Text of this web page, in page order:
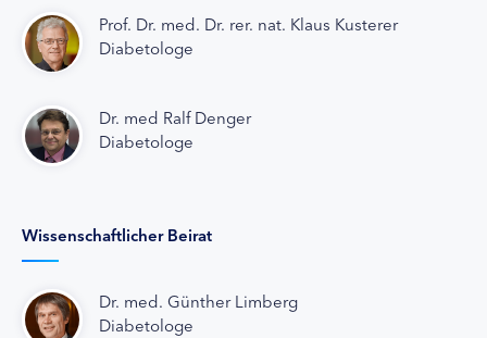
Prof. Dr. med. Dr. rer. nat. Klaus Kusterer
Diabetologe
Dr. med Ralf Denger
Diabetologe
Wissenschaftlicher Beirat
Dr. med. Günther Limberg
Diabetologe